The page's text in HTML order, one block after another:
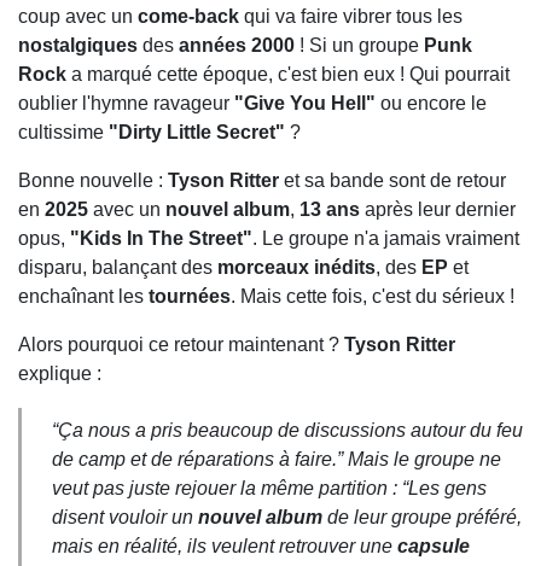
coup avec un come-back qui va faire vibrer tous les
nostalgiques des années 2000 ! Si un groupe Punk
Rock a marqué cette époque, c'est bien eux ! Qui pourrait
oublier l'hymne ravageur "Give You Hell" ou encore le
cultissime "Dirty Little Secret" ?
Bonne nouvelle : Tyson Ritter et sa bande sont de retour
en 2025 avec un nouvel album, 13 ans après leur dernier
opus, "Kids In The Street". Le groupe n'a jamais vraiment
disparu, balançant des morceaux inédits, des EP et
enchaînant les tournées. Mais cette fois, c'est du sérieux !
Alors pourquoi ce retour maintenant ? Tyson Ritter
explique :
“Ça nous a pris beaucoup de discussions autour du feu
de camp et de réparations à faire.”Mais le groupe ne
veut pas juste rejouer la même partition : “Les gens
disent vouloir un nouvel album de leur groupe préféré,
mais en réalité, ils veulent retrouver une capsule